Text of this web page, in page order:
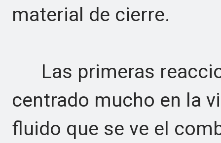
material de cierre.
Las primeras
centrado mucho en la
fluido que se ve el